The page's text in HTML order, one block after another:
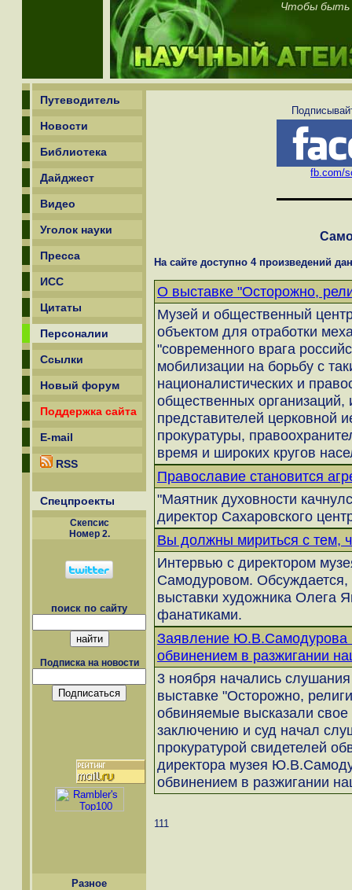
Чтобы быть
Путеводитель
Новости
Библиотека
Дайджест
Видео
Уголок науки
Пресса
ИСС
Цитаты
Персоналии
Ссылки
Новый форум
Поддержка сайта
E-mail
RSS
Спецпроекты
Скепсиc
Номер 2.
поиск по сайту
Подписка на новости
Разное
fb.com/
На сайте доступно 4 произведений
О выставке "Осторожно,
Музей и общественный
объектом для отработки
"современного врага
мобилизации на борьбу с
националистических и
общественных организаций,
представителей церковной
прокуратуры,
время и широких кругов
Православие становится
"Маятник духовности
директор Сахаровского
Вы должны мириться с тем,
Интервью с директором
Самодуровом.
выставки художника Олега
фанатиками.
Заявление Ю.В.Самодурова
обвинением в разжигании
3 ноября начались
выставке "Осторожно,
обвиняемые высказали
заключению и суд начал
прокуратурой свидетелей
директора музея
обвинением в разжигании
111